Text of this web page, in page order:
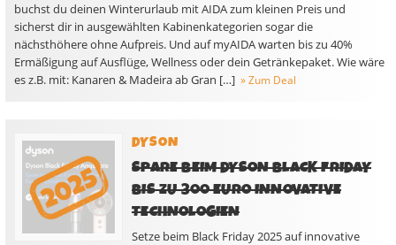
buchst du deinen Winterurlaub mit AIDA zum kleinen Preis und
sicherst dir in ausgewählten Kabinenkategorien sogar die
nächsthöhere ohne Aufpreis. Und auf myAIDA warten bis zu 40%
Ermäßigung auf Ausflüge, Wellness oder dein Getränkepaket. Wie wäre
es z.B. mit: Kanaren & Madeira ab Gran […] » Zum Deal
DYSON
SPARE BEIM DYSON BLACK FRIDAY
BIS ZU 300 EURO INNOVATIVE
TECHNOLOGIEN
Setze beim Black Friday 2025 auf innovative